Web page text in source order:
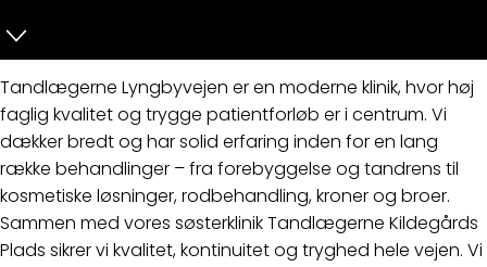
Tandlægerne Lyngbyvejen er en moderne klinik, hvor høj
faglig kvalitet og trygge patientforløb er i centrum. Vi
dækker bredt og har solid erfaring inden for en lang
række behandlinger – fra forebyggelse og tandrens til
kosmetiske løsninger, rodbehandling, kroner og broer.
Sammen med vores søsterklinik Tandlægerne Kildegårds
Plads sikrer vi kvalitet, kontinuitet og tryghed hele vejen. Vi